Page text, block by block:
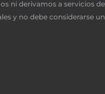
ni derivamos a servicios
y no debe considerarse